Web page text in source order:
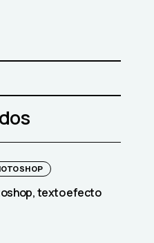
texto efecto